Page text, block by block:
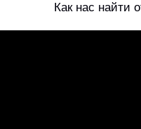
Как нас найти